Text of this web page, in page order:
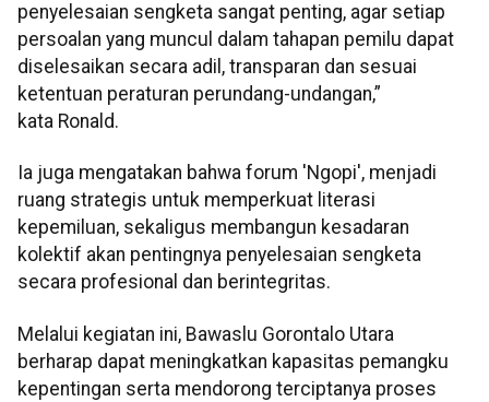
penyelesaian sengketa sangat penting, agar setiap
persoalan yang muncul dalam tahapan pemilu dapat
diselesaikan secara adil, transparan dan sesuai
ketentuan peraturan perundang-undangan,”
kata Ronald.
Ia juga mengatakan bahwa forum 'Ngopi', menjadi
ruang strategis untuk memperkuat literasi
kepemiluan, sekaligus membangun kesadaran
kolektif akan pentingnya penyelesaian sengketa
secara profesional dan berintegritas.
Melalui kegiatan ini, Bawaslu Gorontalo Utara
berharap dapat meningkatkan kapasitas pemangku
kepentingan serta mendorong terciptanya proses